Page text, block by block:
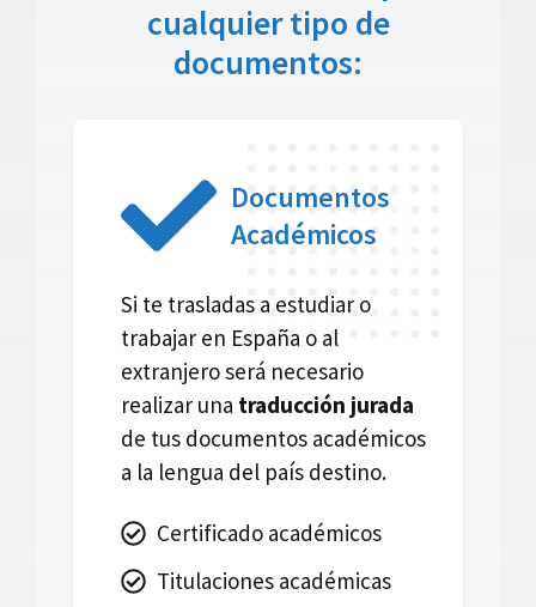
cualquier tipo de
documentos:
Documentos
Académicos
Si te trasladas a estudiar o
trabajar en España o al
extranjero será necesario
realizar una traducción jurada
de tus documentos académicos
a la lengua del país destino.
Certificado académicos
Titulaciones académicas